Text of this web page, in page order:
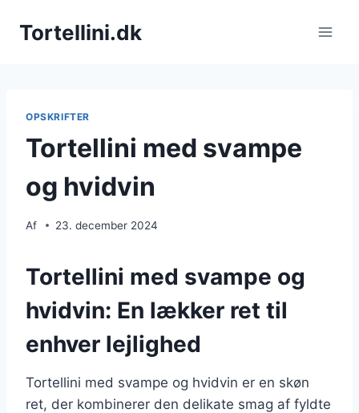
Tortellini.dk
OPSKRIFTER
Tortellini med svampe
og hvidvin
Af 23. december 2024
Tortellini med svampe og
hvidvin: En lækker ret til
enhver lejlighed
Tortellini med svampe og hvidvin er en skøn
ret, der kombinerer den delikate smag af fyldte